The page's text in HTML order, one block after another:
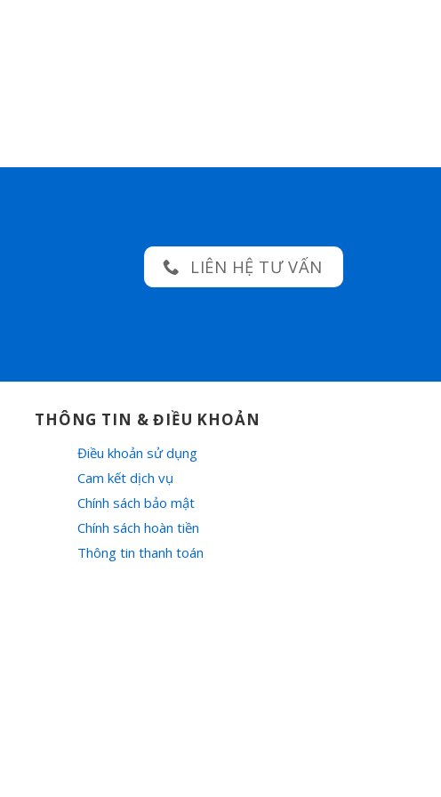
LIÊN HỆ TƯ VẤN
THÔNG TIN & ĐIỀU KHOẢN
Điều khoản sử dụng
Cam kết dịch vụ
Chính sách bảo mật
Chính sách hoàn tiền
Thông tin thanh toán